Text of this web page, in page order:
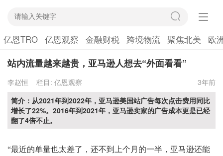
亿恩TRO 亿恩观察 金融财税 跨境物流 聚焦北美 欧
站内流量越来越贵，亚马逊人想去“外面看看”
李赵恒 栏目: 亿恩观察
3年前
简介：从2021年到2022年，亚马逊美国站广告每次点击费用同比
增长了22%。2016年到2021年，亚马逊卖家的广告成本更是已经
翻了4倍不止。
“最近的单量也太差了，还不到上个月的一半，亚马逊还能